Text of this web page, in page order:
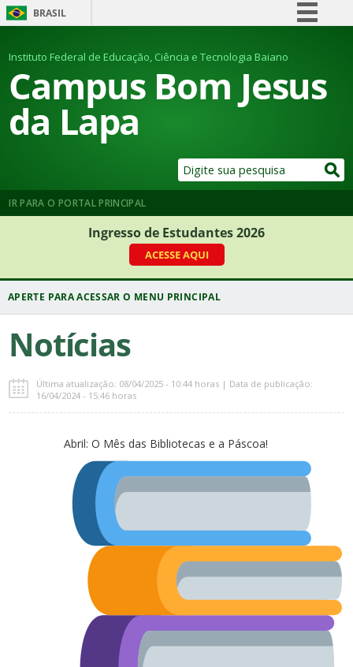
BRASIL
Comunica BR
Participe
Instituto Federal de Educação, Ciência e Tecnologia Baiano
Campus Bom Jesus
da Lapa
IR PARA O PORTAL PRINCIPAL
Ingresso de Estudantes 2026
ACESSE AQUI
Notícias
Última atualização: 08/04/2025 - 10:44 horas | Data de publicação:
16/04/2024 - 15:46 horas
Abril: O Mês das Bibliotecas e a Páscoa!